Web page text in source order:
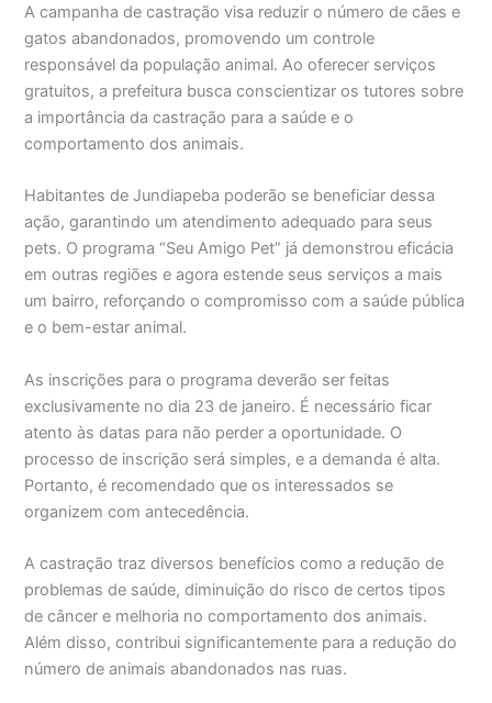
A campanha de castração visa reduzir o número de cães e
gatos abandonados, promovendo um controle
responsável da população animal. Ao oferecer serviços
gratuitos, a prefeitura busca conscientizar os tutores sobre
a importância da castração para a saúde e o
comportamento dos animais.
Habitantes de Jundiapeba poderão se beneficiar dessa
ação, garantindo um atendimento adequado para seus
pets. O programa “Seu Amigo Pet” já demonstrou eficácia
em outras regiões e agora estende seus serviços a mais
um bairro, reforçando o compromisso com a saúde pública
e o bem-estar animal.
As inscrições para o programa deverão ser feitas
exclusivamente no dia 23 de janeiro. É necessário ficar
atento às datas para não perder a oportunidade. O
processo de inscrição será simples, e a demanda é alta.
Portanto, é recomendado que os interessados se
organizem com antecedência.
A castração traz diversos benefícios como a redução de
problemas de saúde, diminuição do risco de certos tipos
de câncer e melhoria no comportamento dos animais.
Além disso, contribui significantemente para a redução do
número de animais abandonados nas ruas.